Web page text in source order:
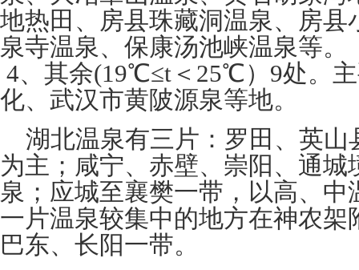
地热田、房县珠藏洞温泉、房县
泉寺温泉、保康汤池峡温泉等。
4、其余(19℃≤t＜25℃）9处。
化、武汉市黄陂源泉等地。
湖北温泉有三片：罗田、英山
为主；咸宁、赤壁、崇阳、通城
泉；应城至襄樊一带，以高、中
一片温泉较集中的地方在神农架
巴东、长阳一带。